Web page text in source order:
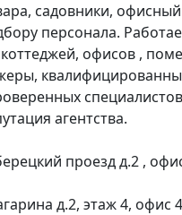
садовники,
персонала.
офисов ,
агентства.
проезд д.2 ,
д.2, этаж 4, офис